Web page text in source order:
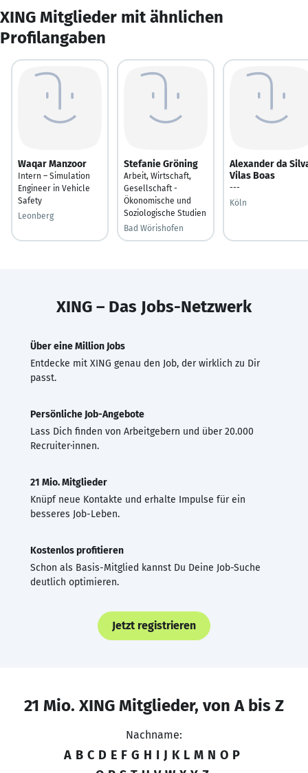
XING Mitglieder mit ähnlichen
Profilangaben
Waqar Manzoor
Intern – Simulation
Engineer in Vehicle
Safety
Leonberg
Stefanie Gröning
Arbeit, Wirtschaft,
Gesellschaft -
Ökonomische und
Soziologische Studien
Bad Wörishofen
Alexander da
Vilas Boas
---
Köln
XING – Das Jobs-Netzwerk
Über eine Million Jobs
Entdecke mit XING genau den Job, der wirklich zu Dir
passt.
Persönliche Job-Angebote
Lass Dich finden von Arbeitgebern und über 20.000
Recruiter·innen.
21 Mio. Mitglieder
Knüpf neue Kontakte und erhalte Impulse für ein
besseres Job-Leben.
Kostenlos profitieren
Schon als Basis-Mitglied kannst Du Deine Job-Suche
deutlich optimieren.
Jetzt registrieren
21 Mio. XING Mitglieder, von A bis Z
Nachname:
A B C D E F G H I J K L M N O P